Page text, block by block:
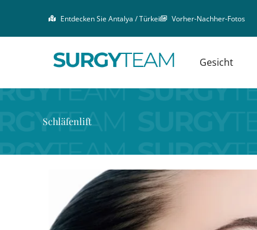
springen
Entdecken Sie Antalya / Türkei Vorher-Nachher-Fotos
Gesicht
Schläfenlift